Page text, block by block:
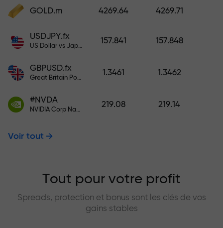
GOLD.m 4269.64 4269.71
USDJPY.fx
US Dollar vs Japanese Yen
157.841 157.848
GBPUSD.fx
Great Britain Pound vs US Dollar
1.3461 1.3462
#NVDA
NVIDIA Corp Nasdaq Stock Exchange (Nasdaq) USD
219.08 219.14
Voir tout
Tout pour votre profit
Spreads, protection et bonus sont les clés de vos
gains stables